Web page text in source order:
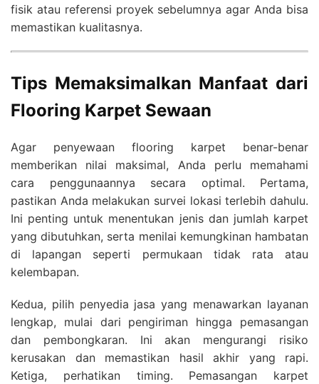
fisik atau referensi proyek sebelumnya agar Anda bisa
memastikan kualitasnya.
Tips Memaksimalkan Manfaat dari
Flooring Karpet Sewaan
Agar penyewaan flooring karpet benar-benar
memberikan nilai maksimal, Anda perlu memahami
cara penggunaannya secara optimal. Pertama,
pastikan Anda melakukan survei lokasi terlebih dahulu.
Ini penting untuk menentukan jenis dan jumlah karpet
yang dibutuhkan, serta menilai kemungkinan hambatan
di lapangan seperti permukaan tidak rata atau
kelembapan.
Kedua, pilih penyedia jasa yang menawarkan layanan
lengkap, mulai dari pengiriman hingga pemasangan
dan pembongkaran. Ini akan mengurangi risiko
kerusakan dan memastikan hasil akhir yang rapi.
Ketiga, perhatikan timing. Pemasangan karpet